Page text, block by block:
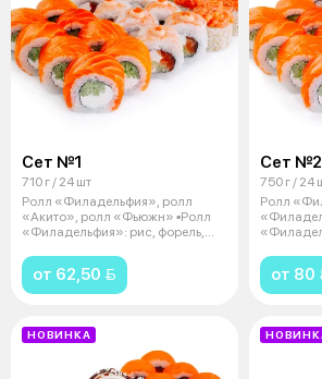
Сет №1
710 г / 24 шт
Ролл «Филадельфия», ролл
«Акито», ролл «Фьюжн» ▪️Ролл
«Филадельфия»: рис, форель,
от 62,50 
Сет №2
750 г / 24
Ролл
от 80
НОВИНКА